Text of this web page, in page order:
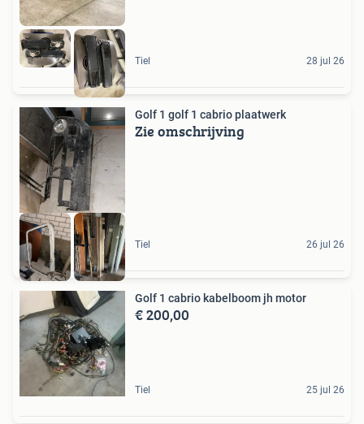
Tiel 28 jul 26
Golf 1 golf 1 cabrio plaatwerk
Zie omschrijving
Tiel 26 jul 26
Golf 1 cabrio kabelboom jh motor
€ 200,00
Tiel 25 jul 26